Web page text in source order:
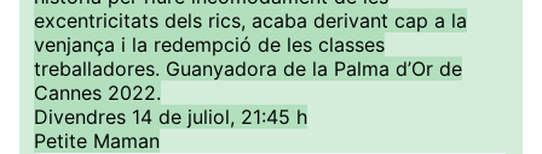
excentricitats dels rics, acaba derivant cap a la
venjança i la redempció de les classes
treballadores. Guanyadora de la Palma d’Or de
Cannes 2022.
Divendres 14 de juliol, 21:45 h
Petite Maman